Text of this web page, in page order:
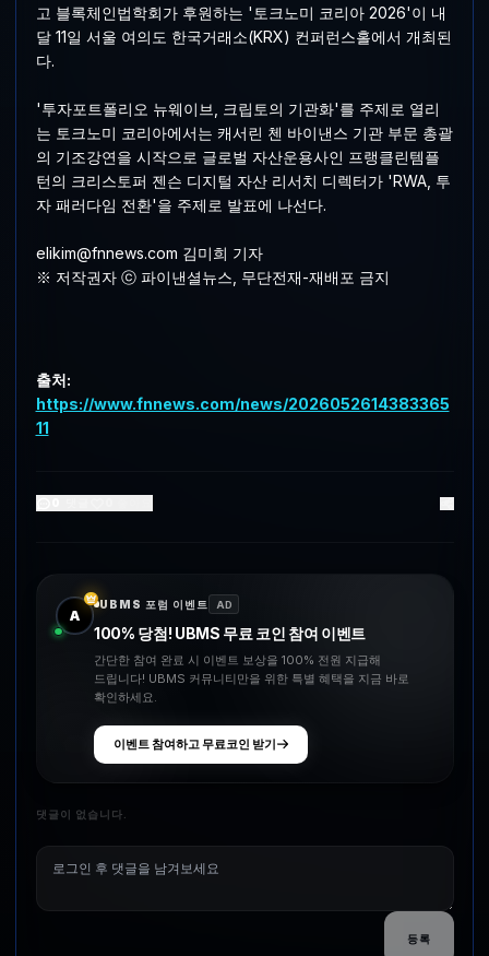
고 블록체인법학회가 후원하는 '토크노미 코리아 2026'이 내
달 11일 서울 여의도 한국거래소(KRX) 컨퍼런스홀에서 개최된
다.
'투자포트폴리오 뉴웨이브, 크립토의 기관화'를 주제로 열리
는 토크노미 코리아에서는 캐서린 첸 바이낸스 기관 부문 총괄
의 기조강연을 시작으로 글로벌 자산운용사인 프랭클린템플
턴의 크리스토퍼 젠슨 디지털 자산 리서치 디렉터가 'RWA, 투
자 패러다임 전환'을 주제로 발표에 나선다.
elikim@fnnews.com 김미희 기자
※ 저작권자 ⓒ 파이낸셜뉴스, 무단전재-재배포 금지
출처:
https://www.fnnews.com/news/2026052614383365
11
A
UBMS 포럼 이벤트 AD
100% 당첨! UBMS 무료 코인 참여 이벤트
간단한 참여 완료 시 이벤트 보상을 100% 전원 지급해
드립니다! UBMS 커뮤니티만을 위한 특별 혜택을 지금 바로
확인하세요.
이벤트 참여하고 무료코인 받기
댓글이 없습니다.
등록